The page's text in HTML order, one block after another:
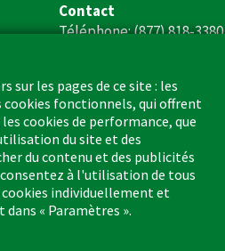
Contact
Téléphone: (877) 818-3380
Heures d'ouverture:
Du lundi au vendredi
8 h à 16 h 30 (HNC)
sur les pages de ce site : les
cookies fonctionnels, qui offrent
cookies de performance, que
du site et des
du contenu et des publicités
consentez à l'utilisation de tous
cookies individuellement et
« Paramètres ».